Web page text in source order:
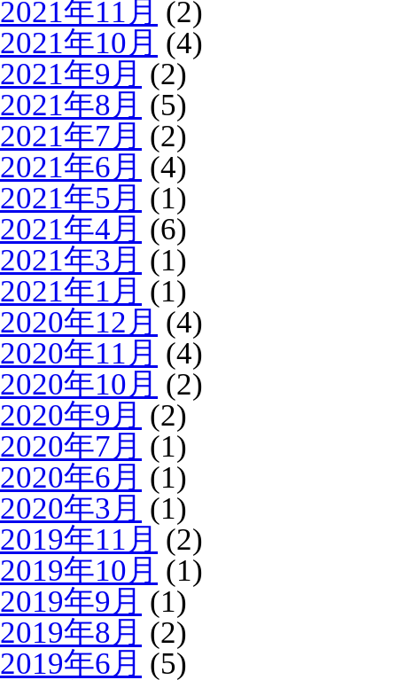
2021年11月 (2)
2021年10月 (4)
2021年9月 (2)
2021年8月 (5)
2021年7月 (2)
2021年6月 (4)
2021年5月 (1)
2021年4月 (6)
2021年3月 (1)
2021年1月 (1)
2020年12月 (4)
2020年11月 (4)
2020年10月 (2)
2020年9月 (2)
2020年7月 (1)
2020年6月 (1)
2020年3月 (1)
2019年11月 (2)
2019年10月 (1)
2019年9月 (1)
2019年8月 (2)
2019年6月 (5)